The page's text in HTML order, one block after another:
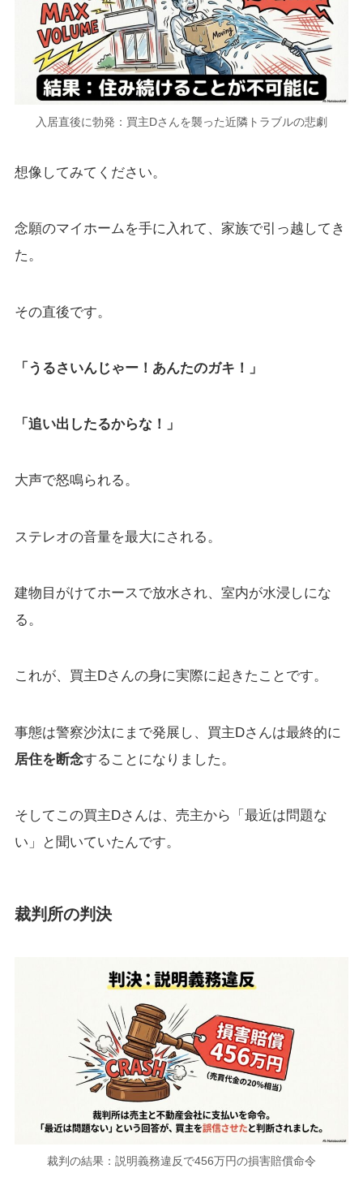
入居直後に勃発：買主Dさんを襲った近隣トラブルの悲劇
想像してみてください。
念願のマイホームを手に入れて、家族で引っ越してき
た。
その直後です。
「うるさいんじゃー！あんたのガキ！」
「追い出したるからな！」
大声で怒鳴られる。
ステレオの音量を最大にされる。
建物目がけてホースで放水され、室内が水浸しにな
る。
これが、買主Dさんの身に実際に起きたことです。
事態は警察沙汰にまで発展し、買主Dさんは最終的に
居住を断念することになりました。
そしてこの買主Dさんは、売主から「最近は問題な
い」と聞いていたんです。
裁判所の判決
裁判の結果：説明義務違反で456万円の損害賠償命令